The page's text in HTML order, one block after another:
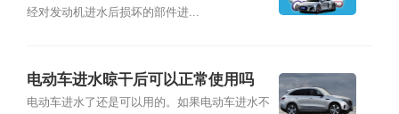
经对发动机进水后损坏的部件进...
电动车进水晾干后可以正常使用吗
电动车进水了还是可以用的。如果电动车进水不